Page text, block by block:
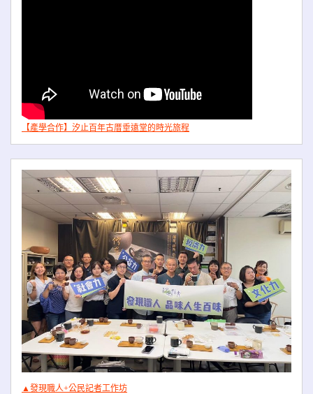
【產學合作】汐止百年古厝垂遠堂的時光旅程
▲發現職人+公民記者工作坊